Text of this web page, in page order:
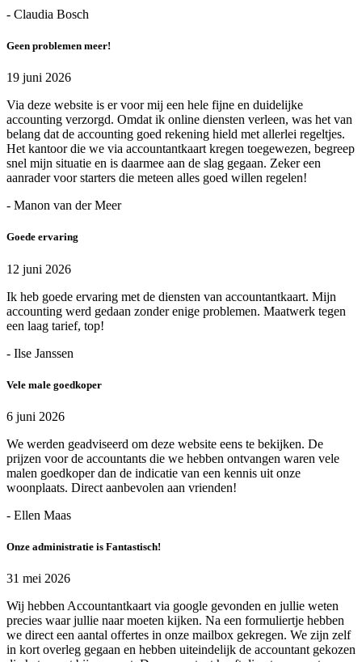
- Claudia Bosch
Geen problemen meer!
19 juni 2026
Via deze website is er voor mij een hele fijne en duidelijke
accounting verzorgd. Omdat ik online diensten verleen, was het van
belang dat de accounting goed rekening hield met allerlei regeltjes.
Het kantoor die we via accountantkaart kregen toegewezen, begreep
snel mijn situatie en is daarmee aan de slag gegaan. Zeker een
aanrader voor starters die meteen alles goed willen regelen!
- Manon van der Meer
Goede ervaring
12 juni 2026
Ik heb goede ervaring met de diensten van accountantkaart. Mijn
accounting werd gedaan zonder enige problemen. Maatwerk tegen
een laag tarief, top!
- Ilse Janssen
Vele male goedkoper
6 juni 2026
We werden geadviseerd om deze website eens te bekijken. De
prijzen voor de accountants die we hebben ontvangen waren vele
malen goedkoper dan de indicatie van een kennis uit onze
woonplaats. Direct aanbevolen aan vrienden!
- Ellen Maas
Onze administratie is Fantastisch!
31 mei 2026
Wij hebben Accountantkaart via google gevonden en jullie weten
precies waar jullie naar moeten kijken. Na een formuliertje hebben
we direct een aantal offertes in onze mailbox gekregen. We zijn zelf
in kort overleg gegaan en hebben uiteindelijk de accountant gekozen